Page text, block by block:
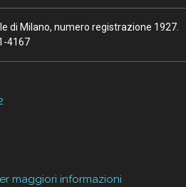
di Milano, numero registrazione 1927.
4167
maggiori informazioni